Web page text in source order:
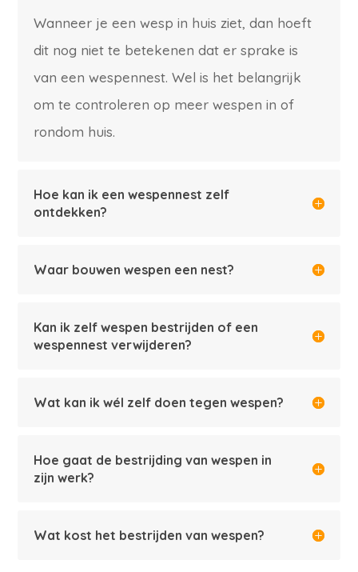
Wanneer je een wesp in huis ziet, dan hoeft
dit nog niet te betekenen dat er sprake is
van een wespennest. Wel is het belangrijk
om te controleren op meer wespen in of
rondom huis.
Hoe kan ik een wespennest zelf
ontdekken?
Waar bouwen wespen een nest?
Kan ik zelf wespen bestrijden of een
wespennest verwijderen?
Wat kan ik wél zelf doen tegen wespen?
Hoe gaat de bestrijding van wespen in
zijn werk?
Wat kost het bestrijden van wespen?